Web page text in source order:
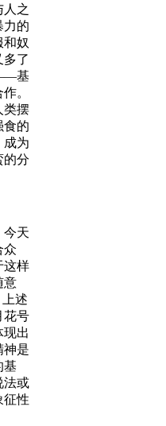
人之
力的
和奴
多了
基
。
类摆
食的
成为
的分
今天
众
这样
意
上述
花号
现出
神是
基
法或
征性